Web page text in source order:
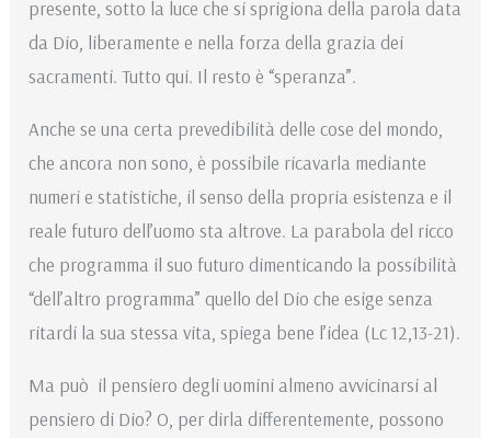
presente, sotto la luce che si sprigiona della parola data
da Dio, liberamente e nella forza della grazia dei
sacramenti. Tutto qui. Il resto è “speranza”.
Anche se una certa prevedibilità delle cose del mondo,
che ancora non sono, è possibile ricavarla mediante
numeri e statistiche, il senso della propria esistenza e il
reale futuro dell’uomo sta altrove. La parabola del ricco
che programma il suo futuro dimenticando la possibilità
“dell’altro programma” quello del Dio che esige senza
ritardi la sua stessa vita, spiega bene l’idea (Lc 12,13-21).
Ma può il pensiero degli uomini almeno avvicinarsi al
pensiero di Dio? O, per dirla differentemente, possono